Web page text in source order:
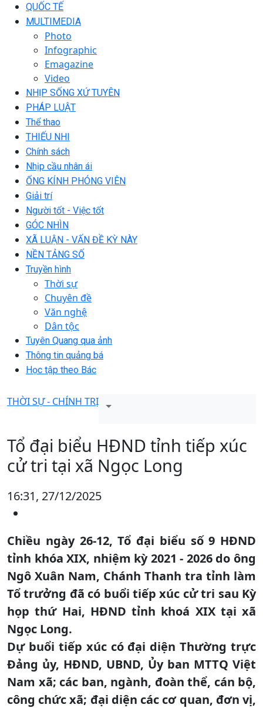
QUỐC TẾ
MULTIMEDIA
Photo
Infographic
Emagazine
Video
NHỊP SỐNG XỨ TUYÊN
PHÁP LUẬT
Thể thao
THIẾU NHI
Chính sách
Nhịp cầu nhân ái
ỐNG KÍNH PHÓNG VIÊN
Giải trí
Người tốt - Việc tốt
GÓC NHÌN
XÃ LUẬN - VẤN ĐỀ KỲ NÀY
NỀN TẢNG SỐ
Truyền hình
Thời sự
Chuyên đề
Văn nghệ
Dân tộc
Tuyên Quang qua ảnh
Thông tin quảng bá
Học tập theo Bác
THỜI SỰ - CHÍNH TRỊ
Tổ đại biểu HĐND tỉnh tiếp xúc
cử tri tại xã Ngọc Long
16:31, 27/12/2025
Chiều ngày 26-12, Tổ đại biểu số 9 HĐND
tỉnh khóa XIX, nhiệm kỳ 2021 - 2026 do ông
Ngô Xuân Nam, Chánh Thanh tra tỉnh làm
Tổ trưởng đã có buổi tiếp xúc cử tri sau Kỳ
họp thứ Hai, HĐND tỉnh khoá XIX tại xã
Ngọc Long.
Dự buổi tiếp xúc có đại diện Thường trực
Đảng ủy, HĐND, UBND, Ủy ban MTTQ Việt
Nam xã; các ban, ngành, đoàn thể, cán bộ,
công chức xã; đại diện các cơ quan, đơn vị,